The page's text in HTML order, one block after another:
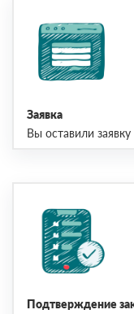
Заявка
Вы оставили заявку
Подтверждение